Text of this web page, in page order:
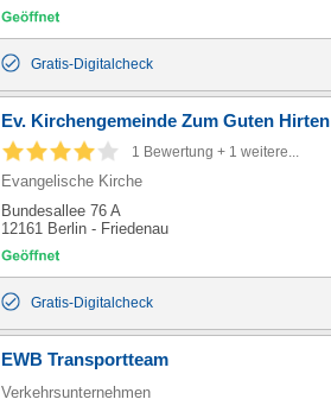
Gratis-Digitalcheck
Ev. Kirchengemeinde Zum Guten Hirten
1 Bewertung + 1 weitere...
Evangelische Kirche
Bundesallee 76 A
12161 Berlin - Friedenau
Gratis-Digitalcheck
EWB Transportteam
Verkehrsunternehmen